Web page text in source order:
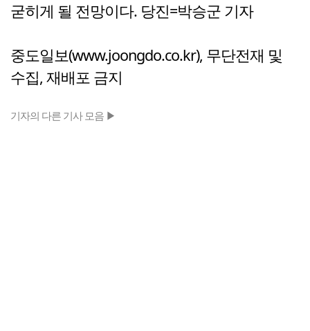
굳히게 될 전망이다. 당진=박승군 기자
중도일보(www.joongdo.co.kr), 무단전재 및
수집, 재배포 금지
기자의 다른 기사 모음 ▶